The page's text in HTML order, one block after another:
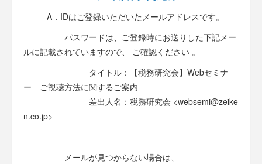
A．IDはご登録いただいたメールアドレスです。
パスワードは、ご登録時にお送りした下記メー
ルに記載されていますので、 ご確認ください 。
タイトル：【税務研究会】Webセミナ
ー ご視聴方法に関するご案内
差出人名：税務研究会 <websemi@zeike
n.co.jp>
メールが見つからない場合は、